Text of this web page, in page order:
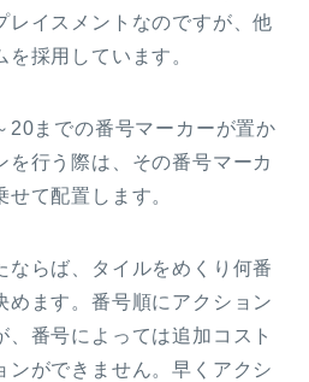
レイスメントなのですが、他
採用しています。
20までの番号マーカーが置か
を行う際は、その番号マーカ
て配置します。
ならば、タイルをめくり何番
めます。番号順にアクション
、番号によっては追加コスト
ンができません。早くアクシ